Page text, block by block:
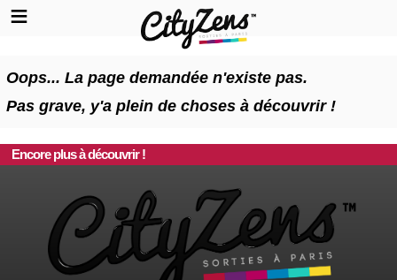
Oops... La page demandée n'existe pas.
Pas grave, y'a plein de choses à découvrir !
Encore plus à découvrir !